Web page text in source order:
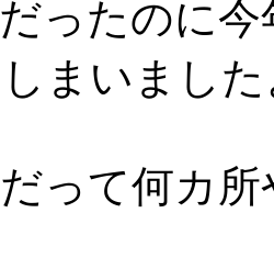
ったのに
まいまし
って何カ